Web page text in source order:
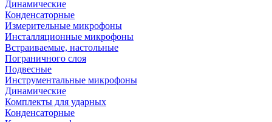
Динамические
Конденсаторные
Измерительные микрофоны
Инсталляционные микрофоны
Встраиваемые, настольные
Пограничного слоя
Подвесные
Инструментальные микрофоны
Динамические
Комплекты для ударных
Конденсаторные